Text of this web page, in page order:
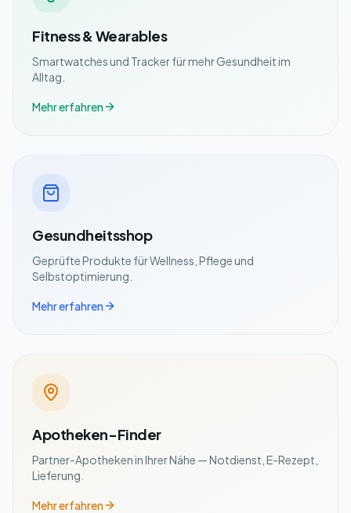
Fitness & Wearables
Smartwatches und Tracker für mehr Gesundheit im
Alltag.
Mehr erfahren
Gesundheitsshop
Geprüfte Produkte für Wellness, Pflege und
Selbstoptimierung.
Mehr erfahren
Apotheken-Finder
Partner-Apotheken in Ihrer Nähe — Notdienst, E-Rezept,
Lieferung.
Mehr erfahren